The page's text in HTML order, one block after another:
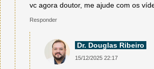
vc agora doutor, me ajude com os
Responder
Dr. Douglas Ribeiro
15/12/2025 22:17